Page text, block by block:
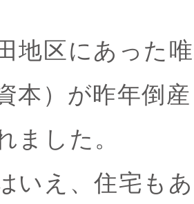
地区にあった
本）が昨年倒
ました。
いえ、住宅も